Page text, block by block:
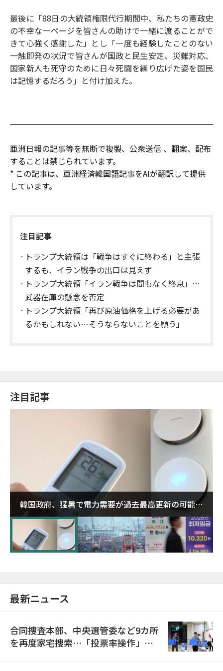
最後に「88日の大統領権限代行期間中、私たちの憲政史
の不幸な一ページを皆さんの助けで一緒に渡ることがで
きて心強く感謝した」とし「一度も経験したことのない
一触即発の状況で皆さんが国政と民生安定、災難対応、
国家新人も死守のために日々死闘を繰り広げた姿を国民
は記憶するだろう」と付け加えた。
亜洲日報の記事等を無断で複製、公衆送信 、翻案、配布
することは禁じられています。
* この記事は、亜洲経済韓国語記事をAIが翻訳して提供
しています。
注目記事
トランプ大統領は「戦争はすぐに終わる」と主張
するも、イラン戦争の出口は見えず
トランプ大統領「イラン戦争は間もなく終息」…
武器在庫の懸念を否定
トランプ大統領「再び原油価格を上げる必要があ
るかもしれない…そうならないことを願う」
注目記事
韓国政府、猛暑で電力需要が過去最高更新の可能性
に需給対応体制を点検
最新ニュース
合同捜査本部、中央選管委など9カ所
を再度家宅捜索…「投票率操作」の